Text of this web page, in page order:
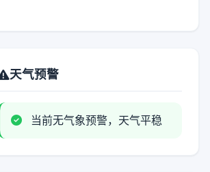
天气预警
当前无气象预警，天气平稳